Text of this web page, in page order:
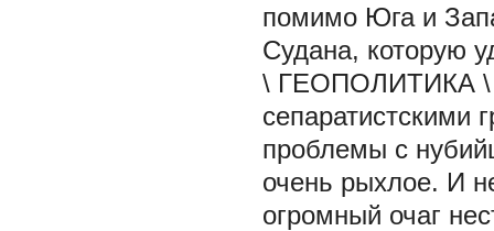
помимо Юга и
Судана, которую
\ ГЕОПОЛИТИКА \ в
сепаратистскими
проблемы с
очень рыхлое. И
огромный очаг